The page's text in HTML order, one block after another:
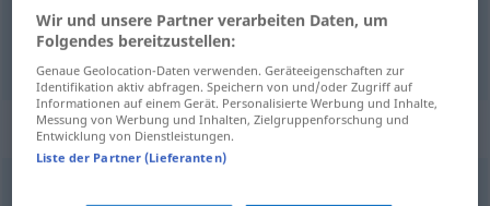
одељење StationKrankenhaus
Synonyme für "Station"
Wir und unsere Partner verarbeiten Daten, um
Folgendes bereitzustellen:
Genaue Geolocation-Daten verwenden. Geräteeigenschaften zur
Identifikation aktiv abfragen. Speichern von und/oder Zugriff auf
Informationen auf einem Gerät. Personalisierte Werbung und Inhalte,
Messung von Werbung und Inhalten, Zielgruppenforschung und
Entwicklung von Dienstleistungen.
Liste der Partner (Lieferanten)